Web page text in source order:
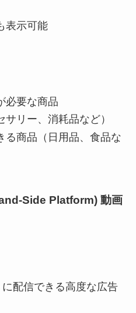
表示可能
必要な商品
リー、消耗品など）
る商品（日用品、食品な
Side Platform) 動画
配信できる高度な広告